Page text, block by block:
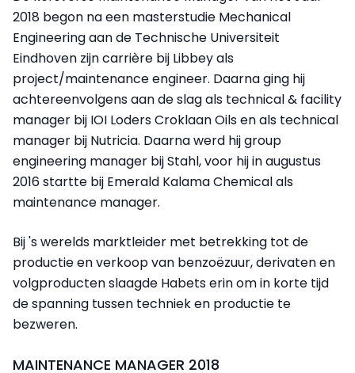
2018 begon na een masterstudie Mechanical
Engineering aan de Technische Universiteit
Eindhoven zijn carrière bij Libbey als
project/maintenance engineer. Daarna ging hij
achtereenvolgens aan de slag als technical & facility
manager bij IOI Loders Croklaan Oils en als technical
manager bij Nutricia. Daarna werd hij group
engineering manager bij Stahl, voor hij in augustus
2016 startte bij Emerald Kalama Chemical als
maintenance manager.
Bij 's werelds marktleider met betrekking tot de
productie en verkoop van benzoëzuur, derivaten en
volgproducten slaagde Habets erin om in korte tijd
de spanning tussen techniek en productie te
bezweren.
MAINTENANCE MANAGER 2018